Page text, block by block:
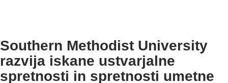
Southern Methodist University
razvija iskane ustvarjalne
spretnosti in spretnosti umetne